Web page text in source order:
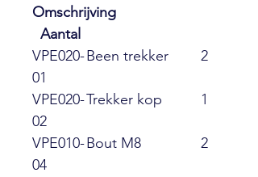
Omschrijving
Aantal
VPE020-
01
Been trekker 2
VPE020-
02
Trekker kop 1
VPE010-
04
Bout M8 2